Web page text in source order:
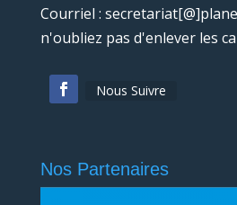
Courriel :
n'oubliez pas d'enlever les
Nous Suivre
Nos Partenaires